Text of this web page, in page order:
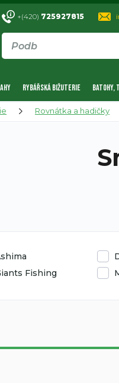
+(420) 725927815
RYBÁŘSKÁ BIŽUTERIE BATOHY,
Rovnátka a hadičky
Fishing